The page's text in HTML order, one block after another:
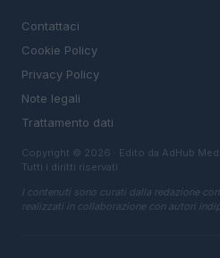
Contattaci
Cookie Policy
Privacy Policy
Note legali
Trattamento dati
Copyright © 2026 · Edito da AdHub
Tutti i diritti riservati
I contenuti sono curati dalla redazione
realizzati in collaborazione con autori